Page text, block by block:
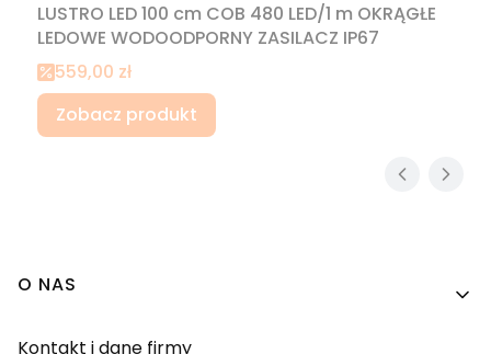
LUSTRO LED 100 cm COB 480 LED/1 m OKRĄGŁE
LEDOWE WODOODPORNY ZASILACZ IP67
Cena promocyjna
559,00 zł
Zobacz produkt
Linki w stopce
O NAS
Kontakt i dane firmy